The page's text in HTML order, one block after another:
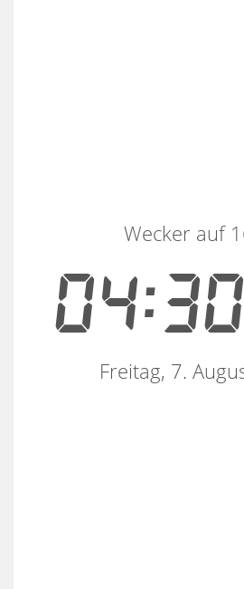
Wecker auf
Freitag, 7.